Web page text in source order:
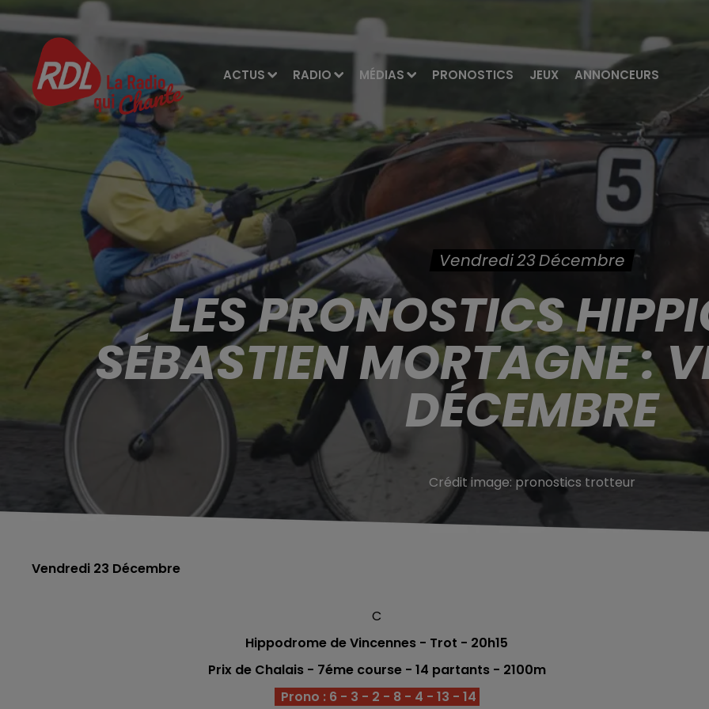
ACTUS RADIO MÉDIAS PRONOSTICS JEUX ANNONCEURS
Vendredi 23 Décembre
LES PRONOSTICS
SÉBASTIEN MORTAGNE :
DÉCEMBRE
Crédit image: pronostics trotteur
Vendredi 23 Décembre
C
Hippodrome de Vincennes - Trot - 20h15
Prix de Chalais - 7éme course - 14 partants - 2100m
Prono : 6 - 3 - 2 - 8 - 4 - 13 - 14